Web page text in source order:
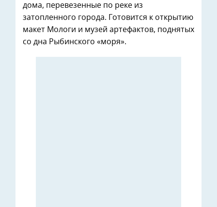
дома, перевезенные по реке из
затопленного города. Готовится к открытию
макет Мологи и музей артефактов, поднятых
со дна Рыбинского «моря».